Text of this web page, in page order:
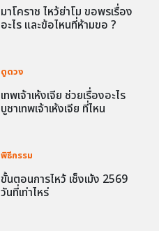
มาโคราช ไหว้ย่าโม ขอพรเรื่อง
อะไร และข้อไหนที่ห้ามขอ ?
ดูดวง
เทพเจ้าเห้งเจีย ช่วยเรื่องอะไร
บูชาเทพเจ้าเห้งเจีย ที่ไหน
พิธีกรรม
ขั้นตอนการไหว้ เช็งเม้ง 2569
วันที่เท่าไหร่